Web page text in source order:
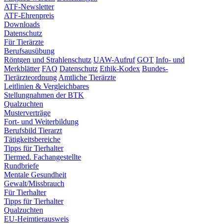
ATF-Newsletter
ATF-Ehrenpreis
Downloads
Datenschutz
Für Tierärzte
Berufsausübung
Röntgen und Strahlenschutz UAW-Aufruf GOT Info- und
Merkblätter FAQ Datenschutz Ethik-Kodex Bundes-
Tierärzteordnung Amtliche Tierärzte
Leitlinien & Vergleichbares
Stellungnahmen der BTK
Qualzuchten
Musterverträge
Fort- und Weiterbildung
Berufsbild Tierarzt
Tätigkeitsbereiche
Tipps für Tierhalter
Tiermed. Fachangestellte
Rundbriefe
Mentale Gesundheit
Gewalt/Missbrauch
Für Tierhalter
Tipps für Tierhalter
Qualzuchten
EU-Heimtierausweis